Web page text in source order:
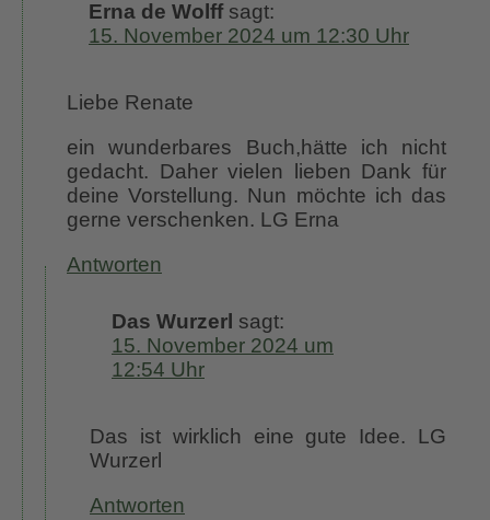
Erna de Wolff sagt:
15. November 2024 um 12:30 Uhr
Liebe Renate
ein wunderbares Buch,hätte ich nicht
gedacht. Daher vielen lieben Dank für
deine Vorstellung. Nun möchte ich das
gerne verschenken. LG Erna
Antworten
Das Wurzerl sagt:
15. November 2024 um
12:54 Uhr
Das ist wirklich eine gute Idee. LG
Wurzerl
Antworten